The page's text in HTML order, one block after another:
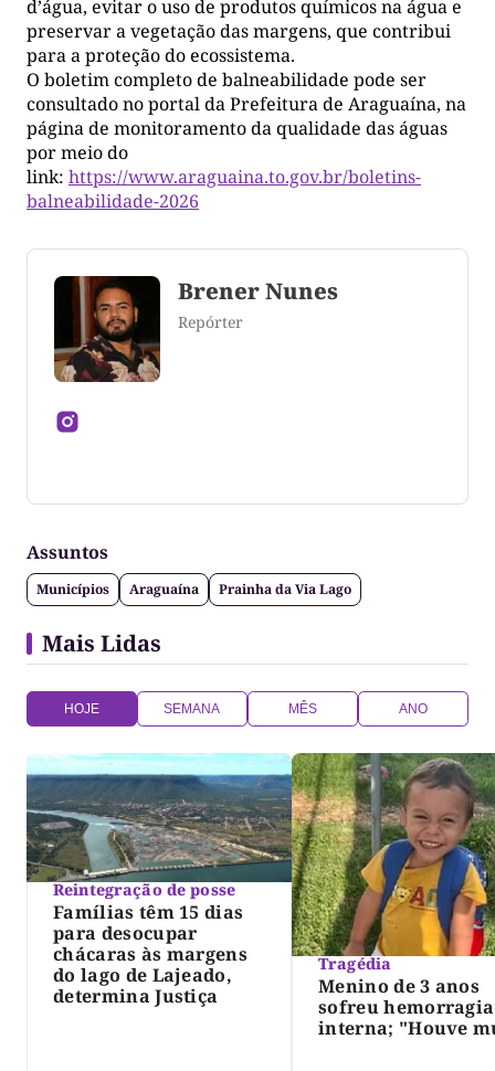
d’água, evitar o uso de produtos químicos na água e
preservar a vegetação das margens, que contribui
para a proteção do ecossistema.
O boletim completo de balneabilidade pode ser
consultado no portal da Prefeitura de Araguaína, na
página de monitoramento da qualidade das águas
por meio do
link: https://www.araguaina.to.gov.br/boletins-
balneabilidade-2026
Brener Nunes
Repórter
Tocantins
Assuntos
Municípios Araguaína Prainha da Via Lago
Mais Lidas
HOJE SEMANA MÊS ANO
Reintegração de posse
Famílias têm 15 dias
para desocupar
chácaras às margens
do lago de Lajeado,
determina Justiça
Tragédia
Menino de 3 anos
sofreu hemorragia
interna; "Houve